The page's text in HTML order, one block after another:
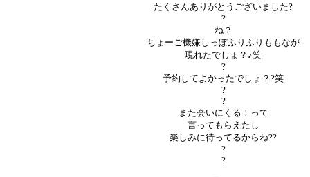
たくさんありがとうございました?
?
ね？
ちょーご機嫌しっぽふりふりももなが
現れたでしょ？♪笑
?
予約してよかったでしょ？?笑
?
?
また会いにくる！って
言ってもらえたし
楽しみに待ってるからね??
?
?